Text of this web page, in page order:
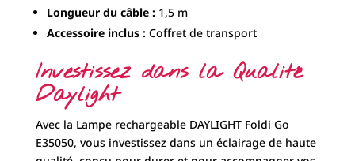
Longueur du câble :1,5 m
Accessoire inclus :Coffret de transport
Investissez dans la Qualité
Daylight
Avec la Lampe rechargeable DAYLIGHT Foldi Go
E35050, vous investissez dans un éclairage de haute